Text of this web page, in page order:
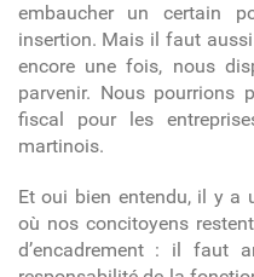
embaucher un certain
insertion. Mais il faut aussi
encore une fois, nous
parvenir. Nous pourrions
fiscal pour les
martinois.
Et oui bien entendu, il y a
où nos concitoyens
d’encadrement : il faut